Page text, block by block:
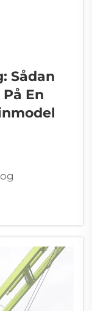
Sådan
En
og
systemer
tunge